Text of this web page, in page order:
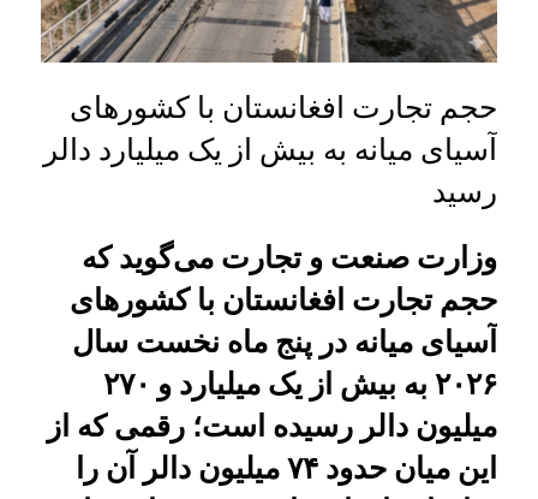
حجم تجارت افغانستان با کشورهای
آسیای میانه به بیش از یک میلیارد دالر
رسید
وزارت صنعت و تجارت می‌گوید که
حجم تجارت افغانستان با کشورهای
آسیای میانه در پنج ماه نخست سال
۲۰۲۶ به بیش از یک میلیارد و ۲۷۰
میلیون دالر رسیده است؛ رقمی که از
این میان حدود ۷۴ میلیون دالر آن را